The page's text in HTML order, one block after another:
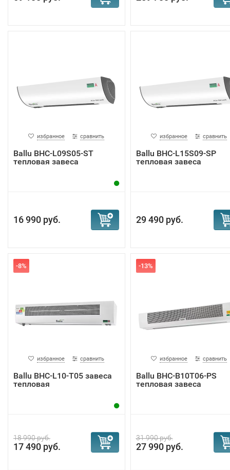
избранное сравнить
Ballu BHC-L09S05-ST
тепловая завеса
16 990 руб.
избранное сравнить
Ballu BHC-L15S09-SP
тепловая завеса
29 490 руб.
-8%
избранное сравнить
Ballu BHC-L10-T05 завеса
тепловая
18 990 руб.
17 490 руб.
-13%
избранное сравнить
Ballu BHC-B10T06-PS
тепловая завеса
31 990 руб.
27 990 руб.